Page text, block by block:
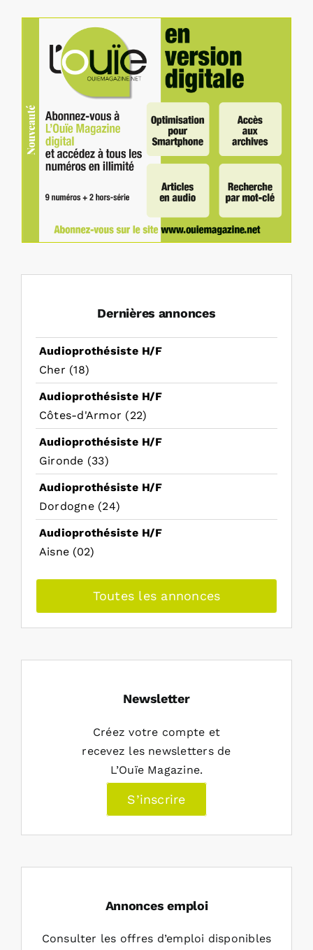
Dernières annonces
Audioprothésiste H/F
Cher (18)
Audioprothésiste H/F
Côtes-d'Armor (22)
Audioprothésiste H/F
Gironde (33)
Audioprothésiste H/F
Dordogne (24)
Audioprothésiste H/F
Aisne (02)
Toutes les annonces
Newsletter
Créez votre compte et
recevez les newsletters de
L’Ouïe Magazine.
S’inscrire
Annonces emploi
Consulter les offres d’emploi disponibles